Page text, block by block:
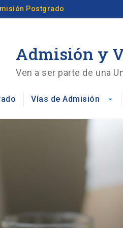
Postgrado
Admisión y
Ven a ser parte de una
Vías de Admisión arrow_drop_down